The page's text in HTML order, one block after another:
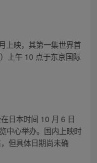
上映，其第一集世界首
上午 10 点于东京国际
日本时间 10 月 6 日
中心举办。国内上映时
但具体日期尚未确